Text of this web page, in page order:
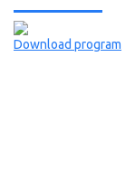
Download program